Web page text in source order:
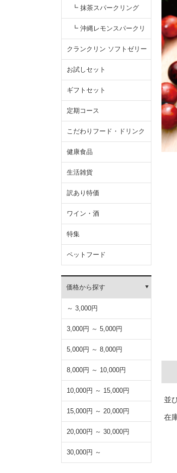
┗ 抹茶スパークリング
┗ 沖縄レモンスパークリ
ング
クランクリン ソフトゼリー
お試しセット
ギフトセット
定期コース
こだわりフード・ドリンク
健康食品
生活雑貨
訳あり特価
ワイン・酒
特集
ペットフード
価格から探す
～ 3,000円
3,000円 ～ 5,000円
5,000円 ～ 8,000円
8,000円 ～ 10,000円
10,000円 ～ 15,000円
15,000円 ～ 20,000円
20,000円 ～ 30,000円
30,000円 ～
並
在